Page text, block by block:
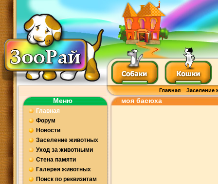
Главная Заселение
Меню
Главная
Форум
Новости
Заселение животных
Уход за животными
Стена памяти
Галерея животных
Поиск по реквизитам
моя басюха